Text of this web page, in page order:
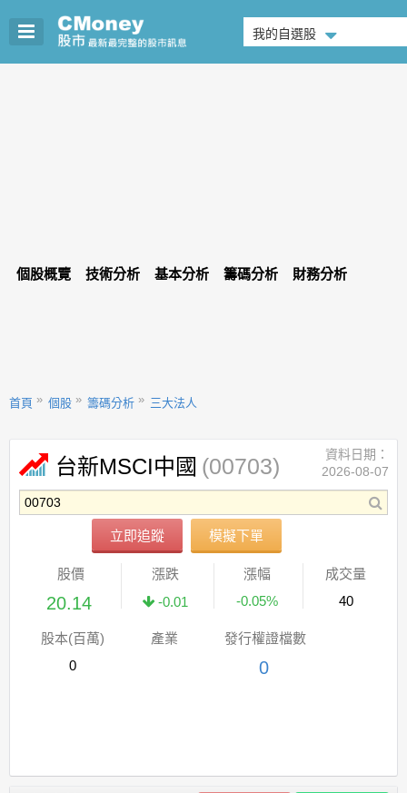
我的自選股
個股概覽 技術分析 基本分析 籌碼分析 財務分析
首頁 個股 籌碼分析 三大法人
台新MSCI中國 (00703)
立即追蹤 模擬下單
資料日期：
2026-08-07
股價
20.14
漲跌
-0.01
漲幅
-0.05%
成交量
40
股本(百萬)
0
產業 發行權證檔數
0